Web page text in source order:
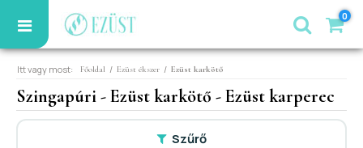
0
Itt vagy most: Főoldal / Ezüst ékszer / Ezüst karkötő
Szingapúri - Ezüst karkötő - Ezüst karperec
Szűrő